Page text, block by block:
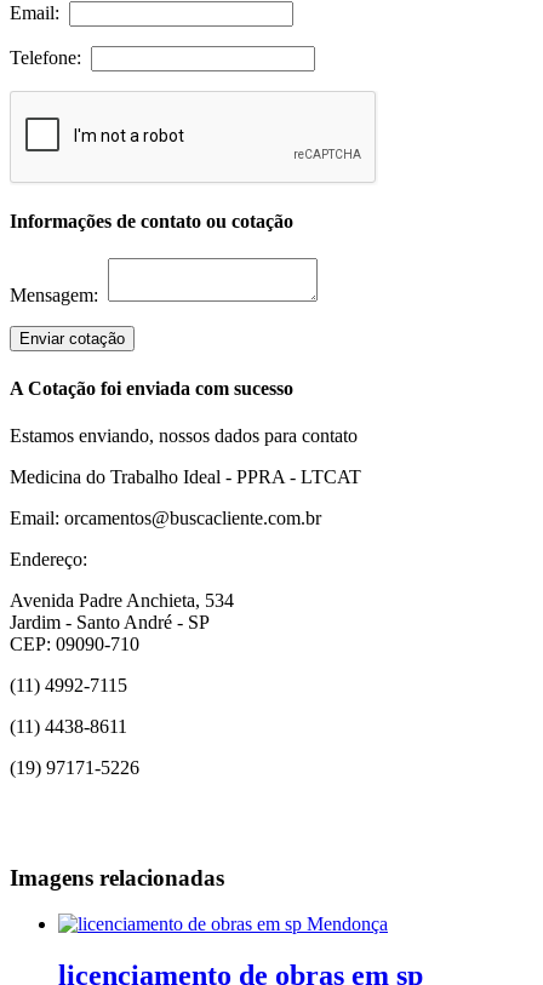
Email:
Telefone:
Informações de contato ou cotação
Mensagem:
Enviar cotação
A Cotação foi enviada com sucesso
Estamos enviando, nossos dados para contato
Medicina do Trabalho Ideal - PPRA - LTCAT
Email: orcamentos@buscacliente.com.br
Endereço:
Avenida Padre Anchieta, 534
Jardim - Santo André - SP
CEP: 09090-710
(11) 4992-7115
(11) 4438-8611
(19) 97171-5226
Imagens relacionadas
licenciamento de obras em sp